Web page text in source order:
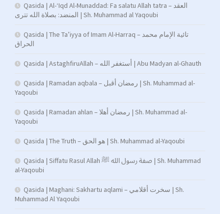
Qasida | Al-‘Iqd Al-Munaddad: Fa salatu Allah tatra – العقد
المنضد: بصلاة الله تترى | Sh. Muhammad al Yaqoubi
Qasida | The Ta’iyya of Imam Al-Harraq – تائية الإمام محمد
الحراق
Qasida | AstaghfiruAllah – أستغفر الله | Abu Madyan al-Ghauth
Qasida | Ramadan aqbala – رمضان أقبل | Sh. Muhammad al-
Yaqoubi
Qasida | Ramadan ahlan – رمضان أهلا | Sh. Muhammad al-
Yaqoubi
Qasida | The Truth – هو الحق | Sh. Muhammad al-Yaqoubi
Qasida | Siffatu Rasul Allah صفة رسول الله ﷺ | Sh. Muhammad
al-Yaqoubi
Qasida | Maghani: Sakhartu aqlami – سخرت أقلامي | Sh.
Muhammad Al Yaqoubi